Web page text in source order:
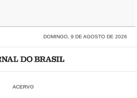
DOMINGO, 9 DE AGOSTO DE 2026
ACERVO